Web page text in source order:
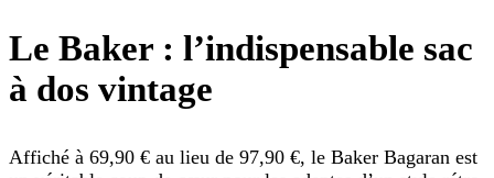
Le Baker : l’indispensable sac
à dos vintage
Affiché à 69,90 € au lieu de 97,90 €, le Baker Bagaran est